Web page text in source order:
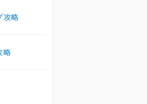
攻略
略